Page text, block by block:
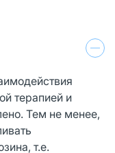
терапией и
Тем не менее,
т.е.